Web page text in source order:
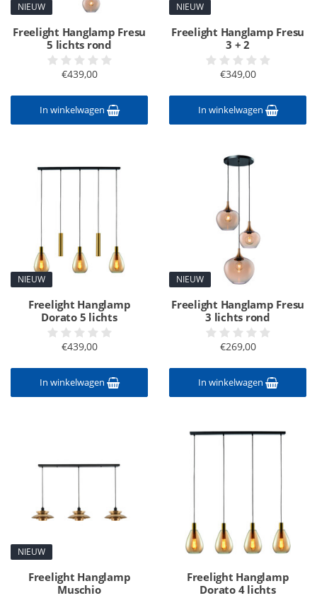
NIEUW
Freelight Hanglamp Fresu
5 lichts rond
€439,00
In winkelwagen
NIEUW
Freelight Hanglamp Fresu
3 + 2
€349,00
In winkelwagen
NIEUW
Freelight Hanglamp
Dorato 5 lichts
€439,00
In winkelwagen
NIEUW
Freelight Hanglamp Fresu
3 lichts rond
€269,00
In winkelwagen
NIEUW
Freelight Hanglamp
Muschio
Freelight Hanglamp
Dorato 4 lichts